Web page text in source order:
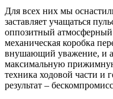
Для всех них мы
заставляет учащаться
оппозитный
механическая коробка
внушающий уважение, и
максимальную
техника ходовой части и
результат –